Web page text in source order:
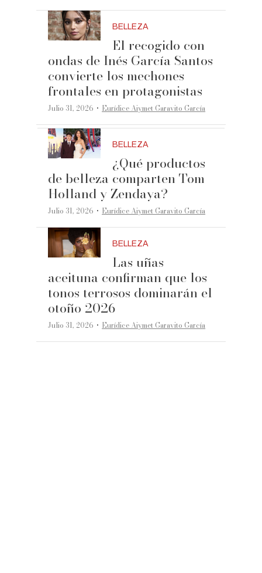
BELLEZA
El recogido con
ondas de Inés García Santos
convierte los mechones
frontales en protagonistas
Julio 31, 2026 ·Eurídice Aiymet Garavito García
BELLEZA
¿Qué productos
de belleza comparten Tom
Holland y Zendaya?
Julio 31, 2026 ·Eurídice Aiymet Garavito García
BELLEZA
Las uñas
aceituna confirman que los
tonos terrosos dominarán el
otoño 2026
Julio 31, 2026 ·Eurídice Aiymet Garavito García